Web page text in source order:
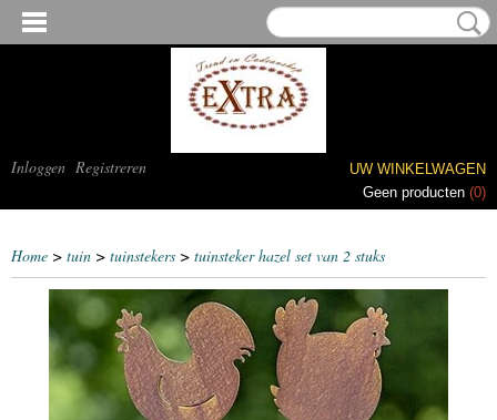
Inloggen Registreren
UW WINKELWAGEN
Geen producten (0)
Home > tuin > tuinstekers > tuinsteker hazel set van 2 stuks